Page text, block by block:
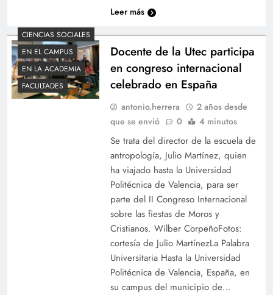
Leer más
CIENCIAS SOCIALES
EN EL CAMPUS
EN LA ACADEMIA
FACULTADES
Docente de la Utec participa
en congreso internacional
celebrado en España
antonio.herrera
2 años desde
que se envió
0 4 minutos
Se trata del director de la escuela de
antropología, Julio Martínez, quien
ha viajado hasta la Universidad
Politécnica de Valencia, para ser
parte del II Congreso Internacional
sobre las fiestas de Moros y
Cristianos. Wilber CorpeñoFotos:
cortesía de Julio MartínezLa Palabra
Universitaria Hasta la Universidad
Politécnica de Valencia, España, en
su campus del municipio de…